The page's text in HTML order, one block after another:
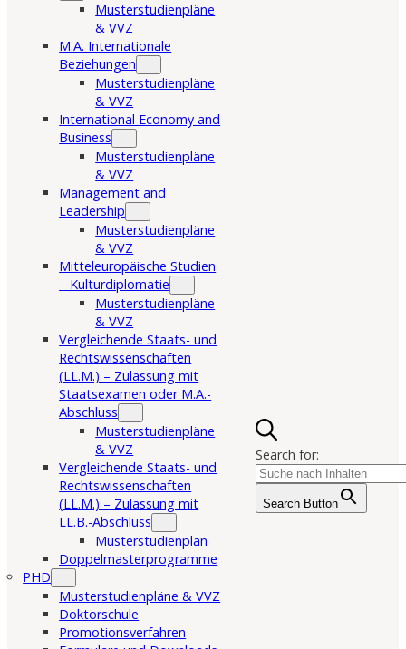
Musterstudienpläne
& VVZ
M.A. Internationale
Beziehungen
Musterstudienpläne
& VVZ
International Economy and
Business
Musterstudienpläne
& VVZ
Management and
Leadership
Musterstudienpläne
& VVZ
Mitteleuropäische Studien
– Kulturdiplomatie
Musterstudienpläne
& VVZ
Vergleichende Staats- und
Rechtswissenschaften
(LL.M.) – Zulassung mit
Staatsexamen oder M.A.-
Abschluss
Musterstudienpläne
& VVZ
Vergleichende Staats- und
Rechtswissenschaften
(LL.M.) – Zulassung mit
LL.B.-Abschluss
Musterstudienplan
Doppelmasterprogramme
PHD
Musterstudienpläne & VVZ
Doktorschule
Promotionsverfahren
Search for:
Search Button